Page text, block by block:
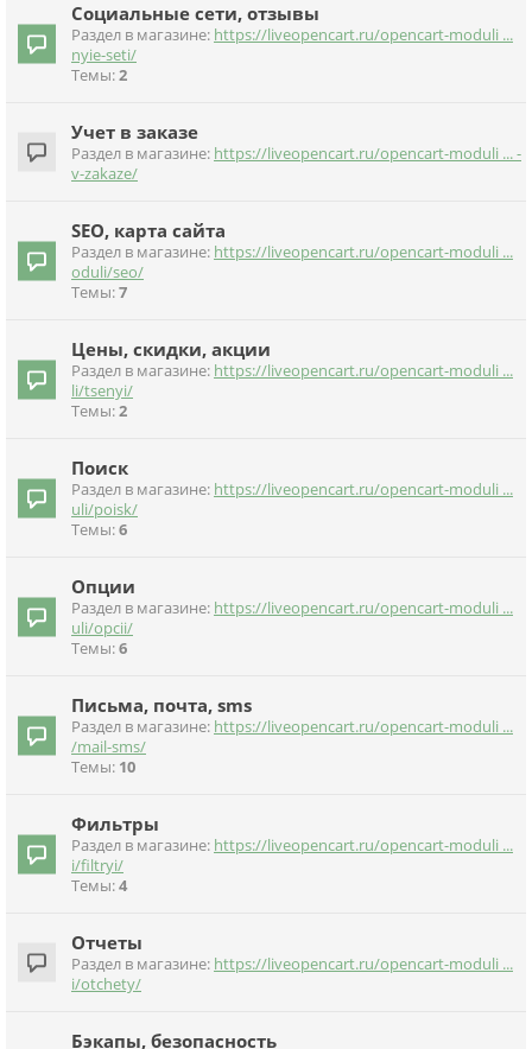
Социальные сети, отзывы
Раздел в магазине: https://liveopencart.ru/opencart-moduli ...
nyie-seti/
Темы:2
Учет в заказе
Раздел в магазине: https://liveopencart.ru/opencart-moduli ... -
v-zakaze/
SEO, карта сайта
Раздел в магазине: https://liveopencart.ru/opencart-moduli ...
oduli/seo/
Темы:7
Цены, скидки, акции
Раздел в магазине: https://liveopencart.ru/opencart-moduli ...
li/tsenyi/
Темы:2
Поиск
Раздел в магазине: https://liveopencart.ru/opencart-moduli ...
uli/poisk/
Темы:6
Опции
Раздел в магазине: https://liveopencart.ru/opencart-moduli ...
uli/opcii/
Темы:6
Письма, почта, sms
Раздел в магазине: https://liveopencart.ru/opencart-moduli ...
/mail-sms/
Темы: 10
Фильтры
Раздел в магазине: https://liveopencart.ru/opencart-moduli ...
i/filtryi/
Темы:4
Отчеты
Раздел в магазине: https://liveopencart.ru/opencart-moduli ...
i/otchety/
Бэкапы, безопасность